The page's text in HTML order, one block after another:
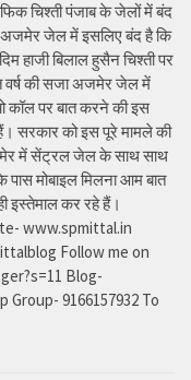
चिश्ती पंजाब के जेलों में बंद
अजमेर जेल में इसलिए बंद है कि
हाजी बिलाल हुसैन चिश्ती पर
वर्ष की सजा अजमेर जेल में
कॉल पर बात करने की इस
सरकार को इस पूरे मामले की
में सेंट्रल जेल के साथ साथ
पास मोबाइल मिलना आम बात
इस्तेमाल कर रहे हैं।
www.spmittal.in
Follow me on
Blog-
9166157932 To